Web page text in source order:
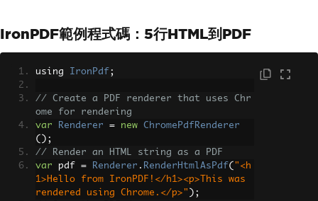
IronPDF範例程式碼：5行HTML到PDF
using IronPdf ;
// Create a PDF renderer that uses Chr
ome for rendering
var
Renderer = new
ChromePdfRenderer
();
// Render an HTML string as a PDF
var pdf = Renderer . RenderHtmlAsPdf( "<h
1>Hello from IronPDF!</h1><p>This was
rendered using Chrome.</p>" );